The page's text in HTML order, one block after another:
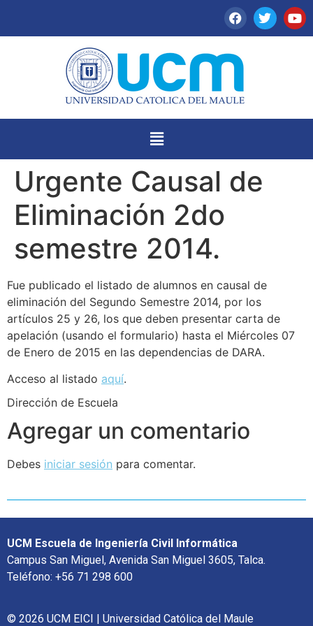
Urgente Causal de
Eliminación 2do
semestre 2014.
Fue publicado el listado de alumnos en causal de
eliminación del Segundo Semestre 2014, por los
artículos 25 y 26, los que deben presentar carta de
apelación (usando el formulario) hasta el Miércoles 07
de Enero de 2015 en las dependencias de DARA.
Acceso al listado aquí.
Dirección de Escuela
Agregar un comentario
Debes iniciar sesión para comentar.
UCM Escuela de Ingeniería Civil Informática
Campus San Miguel, Avenida San Miguel 3605, Talca.
Teléfono: +56 71 298 600
© 2026 UCM EICI | Universidad Católica del Maule